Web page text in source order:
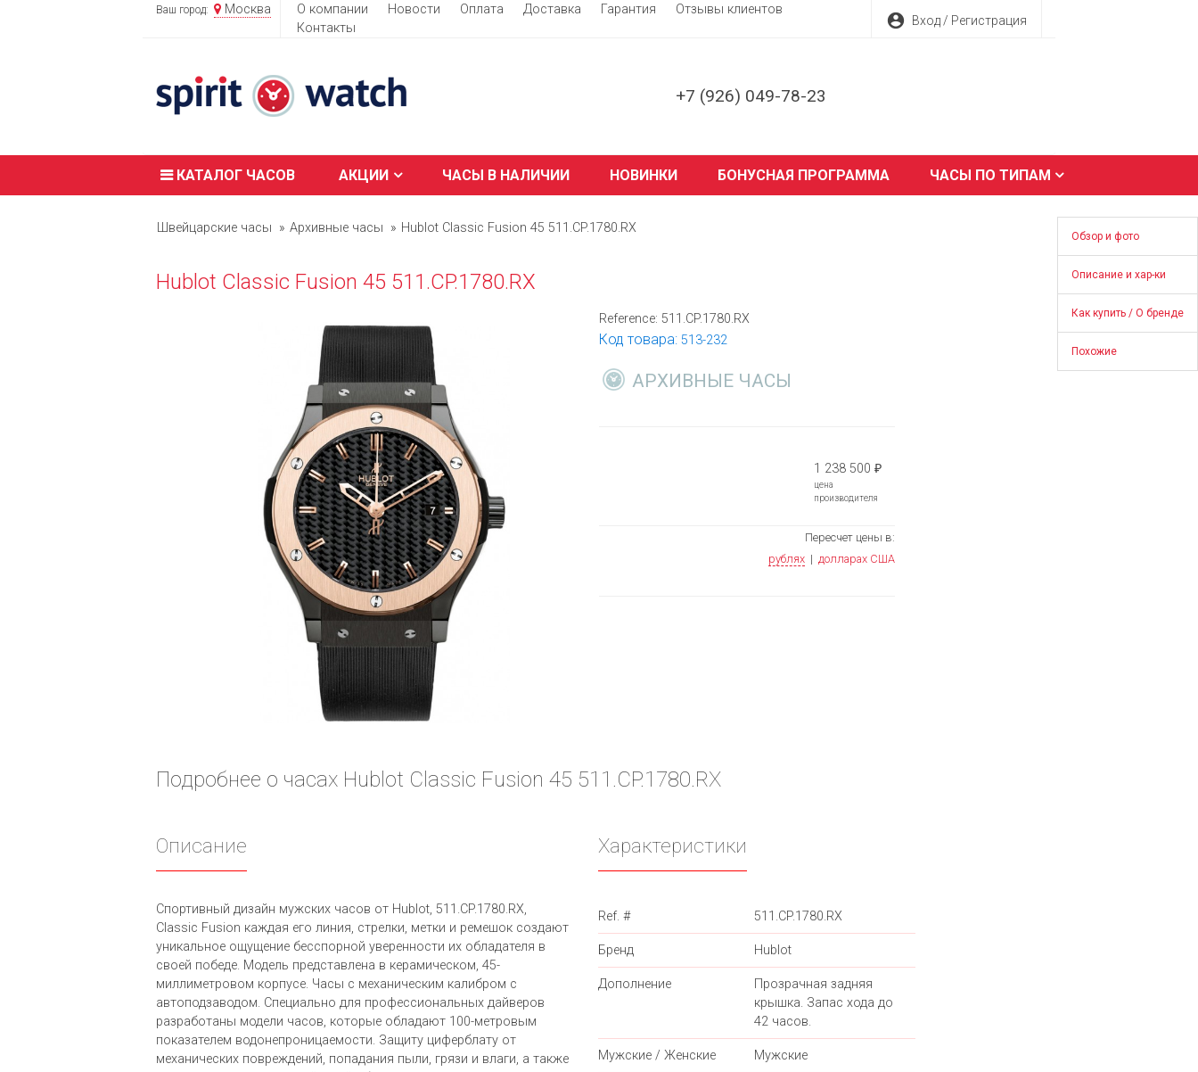
Ваш город: Москва О компании Новости Оплата Доставка Гарантия
Отзывы клиентов
Контакты
account_circle Вход / Регистрация
+7 (926) 049-78-23
КАТАЛОГ ЧАСОВ АКЦИИ ЧАСЫ В НАЛИЧИИ НОВИНКИ БОНУСНАЯ ПРОГРАММА ЧАСЫ ПО ТИПАМ
Обзор и фото
Описание и хар-ки
Как купить / О бренде
Похожие
Швейцарские часы Архивные часы Hublot Classic Fusion 45 511.CP.1780.RX
Hublot Classic Fusion 45 511.CP.1780.RX
Reference: 511.CP.1780.RX
Код товара: 513-232
АРХИВНЫЕ ЧАСЫ
1 238 500₽
цена
производителя
Пересчет цены в:
рублях | долларах США
Подробнее о часах Hublot Classic Fusion 45 511.CP.1780.RX
Описание
Спортивный дизайн мужских часов от Hublot, 511.CP.1780.RX,
Classic Fusion каждая его линия, стрелки, метки и ремешок создают
уникальное ощущение бесспорной уверенности их обладателя в
своей победе. Модель представлена в керамическом, 45-
миллиметровом корпусе. Часы с механическим калибром с
автоподзаводом. Специально для профессиональных дайверов
разработаны модели часов, которые обладают 100-метровым
показателем водонепроницаемости. Защиту циферблату от
механических повреждений, попадания пыли, грязи и влаги, а также
Характеристики
Ref. # 511.CP.1780.RX
Бренд Hublot
Дополнение
Прозрачная задняя
крышка. Запас хода до
42 часов.
Мужские / Женские Мужские